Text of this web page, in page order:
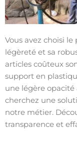
Vous avez choisi
légèreté et sa
articles coûteux
support en
une légère
cherchez une
notre métier.
transparence et